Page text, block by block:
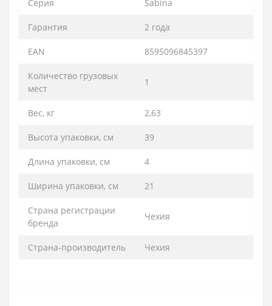
Серия Sabina
Гарантия 2 года
EAN 8595096845397
Количество грузовых
мест
1
Вес, кг 2,63
Высота упаковки, см 39
Длина упаковки, см 4
Ширина упаковки, см 21
Страна регистрации
бренда
Чехия
Страна-производитель Чехия